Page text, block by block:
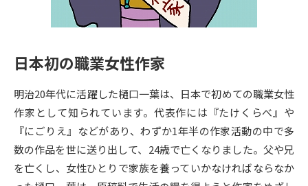
大学入学共通テスト「受験上の
配慮案内」の請求
高等学校卒業程度認定試験
幼稚園教員資格認定試験 小学校教員資格認定試験
高等学校（情報）教員資格認定
試験
大学研究 大学検索
日本初の職業女性作家
明治20年代に活躍した樋口一葉は、日本で初めての職業女性
作家として知られています。代表作には『たけくらべ』や
『にごりえ』などがあり、わずか1年半の作家活動の中で多
数の作品を世に送り出して、24歳で亡くなりました。父や兄
を亡くし、女性ひとりで家族を養っていかなければならなか